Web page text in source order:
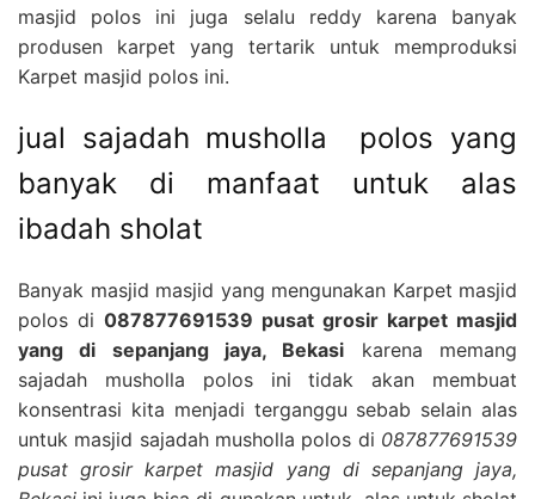
masjid polos ini juga selalu reddy karena banyak
produsen karpet yang tertarik untuk memproduksi
Karpet masjid polos ini.
jual sajadah musholla polos yang
banyak di manfaat untuk alas
ibadah sholat
Banyak masjid masjid yang mengunakan Karpet masjid
polos di 087877691539 pusat grosir karpet masjid
yang di sepanjang jaya, Bekasi karena memang
sajadah musholla polos ini tidak akan membuat
konsentrasi kita menjadi terganggu sebab selain alas
untuk masjid sajadah musholla polos di 087877691539
pusat grosir karpet masjid yang di sepanjang jaya,